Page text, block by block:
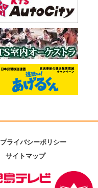
プライバシーポリシー
サイトマップ